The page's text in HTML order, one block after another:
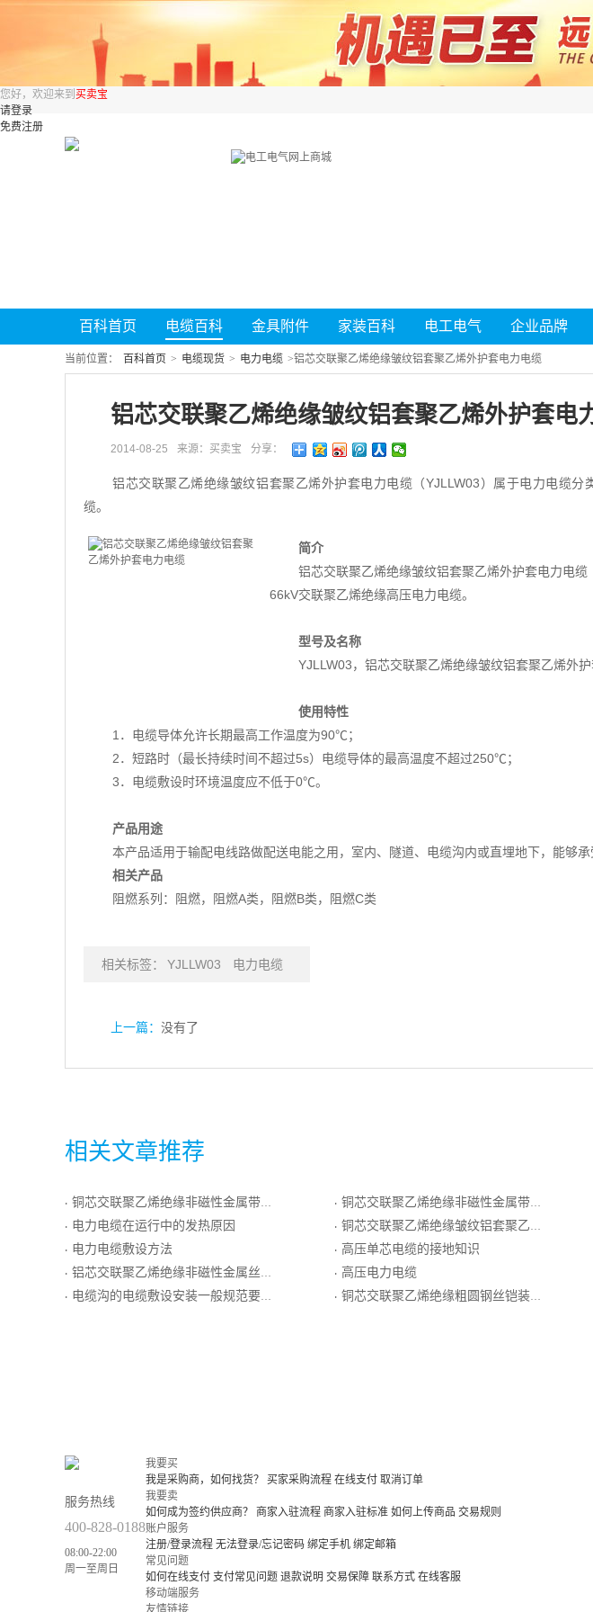
您好，欢迎来到 买卖宝
请登录
免费注册
百科首页 电缆百科 金具附件 家装百科 电工电气 企业品牌
当前位置： 百科首页 > 电缆现货 > 电力电缆 >铝芯交联聚乙烯绝缘皱纹铝套聚乙烯外护套电力电缆
铝芯交联聚乙烯绝缘皱纹铝套聚乙烯外护套电
2014-08-25 来源：买卖宝 分享：
铝芯交联聚乙烯绝缘皱纹铝套聚乙烯外护套电力电缆（YJLLW03）属于电力电缆分
缆。
简介
铝芯交联聚乙烯绝缘皱纹铝套聚乙烯外护套电力电
66kV交联聚乙烯绝缘高压电力电缆。
型号及名称
YJLLW03，铝芯交联聚乙烯绝缘皱纹铝套聚乙烯外
使用特性
1．电缆导体允许长期最高工作温度为90℃；
2．短路时（最长持续时间不超过5s）电缆导体的最高温度不超过250℃；
3．电缆敷设时环境温度应不低于0℃。
产品用途
本产品适用于输配电线路做配送电能之用，室内、隧道、电缆沟内或直埋地下，能够承
相关产品
阻燃系列：阻燃，阻燃A类，阻燃B类，阻燃C类
相关标签： YJLLW03 电力电缆
上一篇： 没有了
相关文章推荐
· 铜芯交联聚乙烯绝缘非磁性金属带铠装聚乙烯护套电力电缆
· 电力电缆在运行中的发热原因
· 电力电缆敷设方法
· 铝芯交联聚乙烯绝缘非磁性金属丝铠装聚乙烯护套电力电缆
· 电缆沟的电缆敷设安装一般规范要求
· 铜芯交联聚乙烯绝缘非磁性金属带铠装聚乙烯护套电力电缆
· 铜芯交联聚乙烯绝缘皱纹铝套聚乙烯外护套纵向阻水电力电缆
· 高压单芯电缆的接地知识
· 高压电力电缆
· 铜芯交联聚乙烯绝缘粗圆钢丝铠装聚氯乙烯护套电力电缆
服务热线
400-828-0188
08:00-22:00
周一至周日
我要买
我是采购商，如何找货？
买家采购流程 在线支付 取消订单
我要卖
如何成为签约供应商？
商家入驻流程 商家入驻标准 如何上传商品 交易规则
账户服务
注册/登录流程 无法登录/忘记密码 绑定手机 绑定邮箱
常见问题
如何在线支付 支付常见问题 退款说明 交易保障 联系方式 在线客服
移动端服务
友情链接